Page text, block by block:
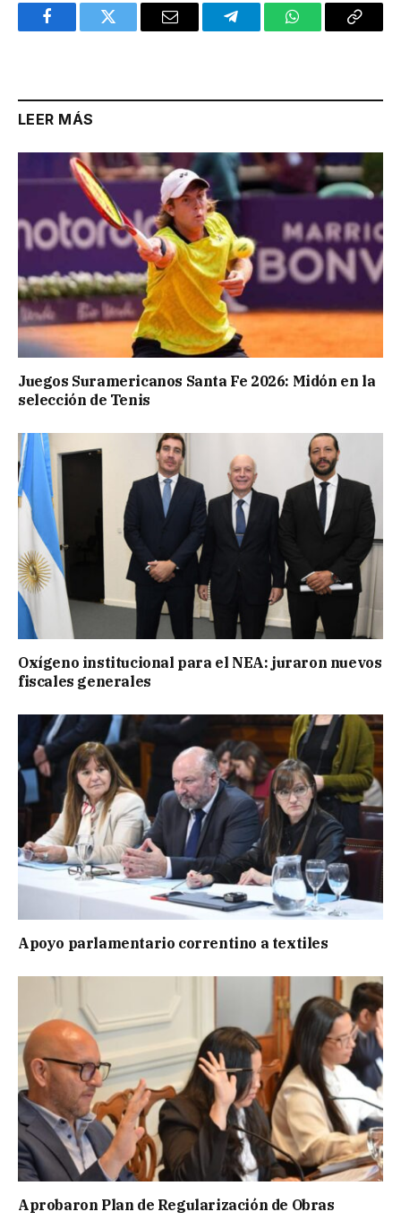
FacebookTwitter Email TelegramWhatsAppCopy
LEER MÁS
Juegos Suramericanos Santa Fe 2026: Midón en la
selección de Tenis
Oxígeno institucional para el NEA: juraron nuevos
fiscales generales
Apoyo parlamentario correntino a textiles
Aprobaron Plan de Regularización de Obras